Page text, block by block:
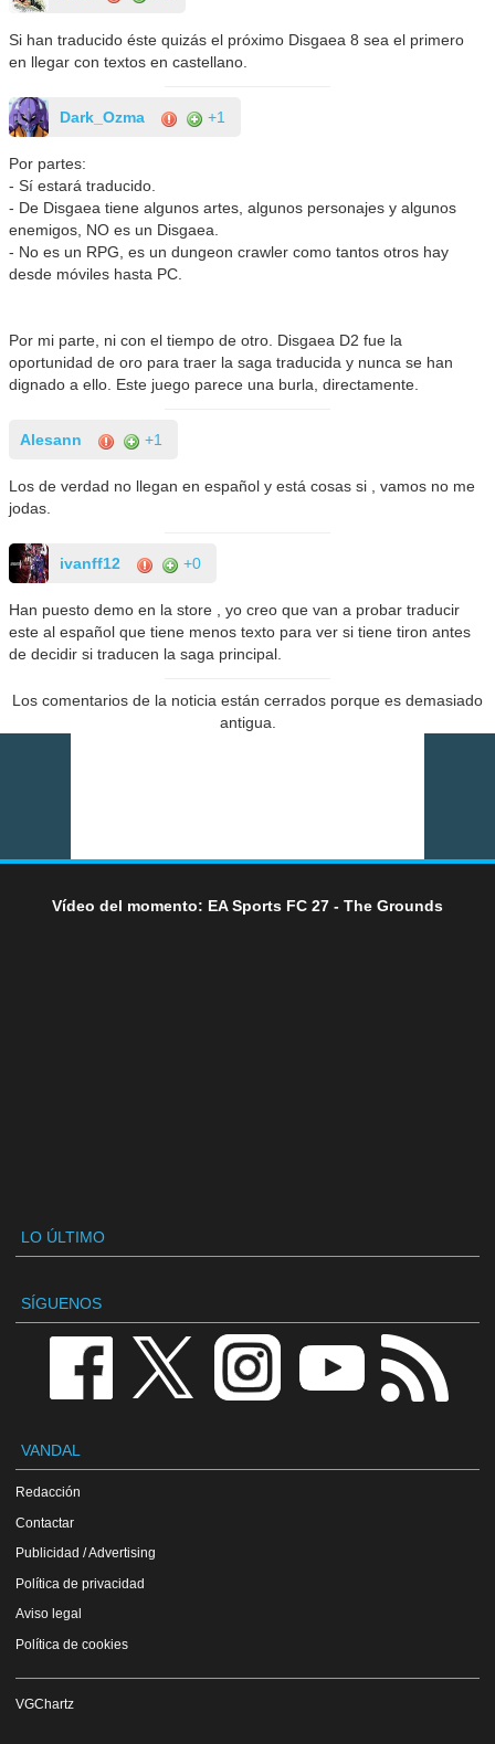
Si han traducido éste quizás el próximo Disgaea 8 sea el primero
en llegar con textos en castellano.
Dark_Ozma +1
Por partes:
- Sí estará traducido.
- De Disgaea tiene algunos artes, algunos personajes y algunos
enemigos, NO es un Disgaea.
- No es un RPG, es un dungeon crawler como tantos otros hay
desde móviles hasta PC.
Por mi parte, ni con el tiempo de otro. Disgaea D2 fue la
oportunidad de oro para traer la saga traducida y nunca se han
dignado a ello. Este juego parece una burla, directamente.
Alesann +1
Los de verdad no llegan en español y está cosas si , vamos no me
jodas.
ivanff12 +0
Han puesto demo en la store , yo creo que van a probar traducir
este al español que tiene menos texto para ver si tiene tiron antes
de decidir si traducen la saga principal.
Los comentarios de la noticia están cerrados porque es demasiado
antigua.
Vídeo del momento: EA Sports FC 27 - The Grounds
LO ÚLTIMO
SÍGUENOS
VANDAL
Redacción
Contactar
Publicidad / Advertising
Política de privacidad
Aviso legal
Política de cookies
VGChartz